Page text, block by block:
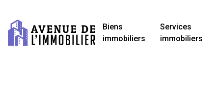
Biens
immobiliers
Services
immobiliers